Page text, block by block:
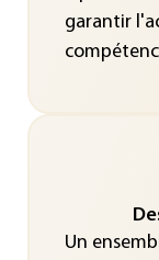
garantir
Un